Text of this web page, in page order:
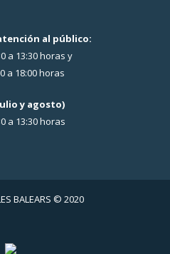
al público:
a 13:30 horas y
a 18:00 horas
y agosto)
a 13:30 horas
BALEARS © 2020